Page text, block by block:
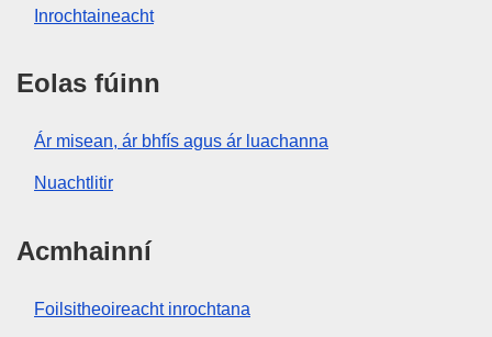
Inrochtaineacht
Eolas fúinn
Ár misean, ár bhfís agus ár luachanna
Nuachtlitir
Acmhainní
Foilsitheoireacht inrochtana